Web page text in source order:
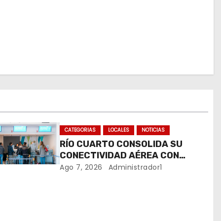
CATEGORIAS LOCALES NOTICIAS
RÍO CUARTO CONSOLIDA SU
CONECTIVIDAD AÉREA CON
CUATRO VUELOS SEMANALES A
Ago 7, 2026 Administrador1